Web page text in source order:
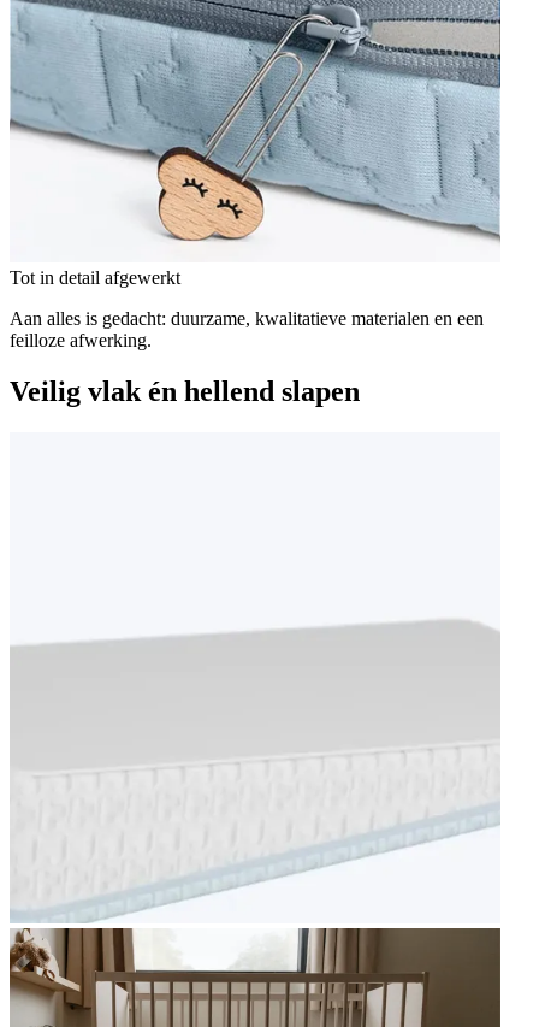
Tot in detail afgewerkt
Aan alles is gedacht: duurzame, kwalitatieve materialen en een
feilloze afwerking.
Veilig vlak én hellend slapen